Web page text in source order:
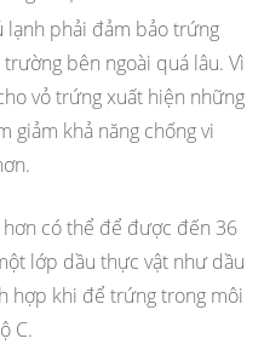
lạnh phải đảm bảo trứng
bên ngoài quá lâu. Vì
vỏ trứng xuất hiện những
giảm khả năng chống vi
có thể để được đến 36
lớp dầu thực vật như dầu
hợp khi để trứng trong môi
C.